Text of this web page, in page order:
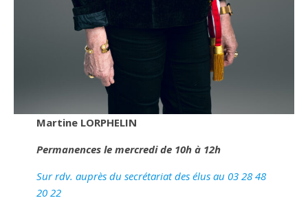
Martine LORPHELIN
Permanences le mercredi de 10h à 12h
Sur rdv. auprès du secrétariat des élus au 03 28 48
20 22